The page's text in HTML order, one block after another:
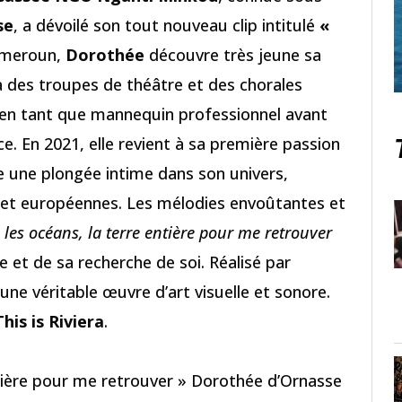
, a dévoilé son tout nouveau clip intitulé «
Dorothée découvre très jeune sa
troupes de théâtre et des chorales
tant que mannequin professionnel avant
En 2021, elle revient à sa première passion
une plongée intime dans son univers,
européennes. Les mélodies envoûtantes et
les océans, la terre entière pour me retrouver
de sa recherche de soi. Réalisé par
véritable œuvre d’art visuelle et sonore.
is Riviera.
pour me retrouver » Dorothée d’Ornasse